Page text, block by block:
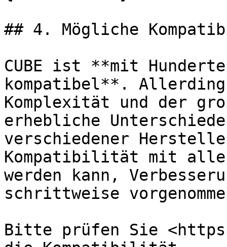
## 4. Mögliche
CUBE ist **mit
kompatibel**.
Komplexität und der
erhebliche
verschiedener
Kompatibilität mit
werden kann,
schrittweise
Bitte prüfen Sie